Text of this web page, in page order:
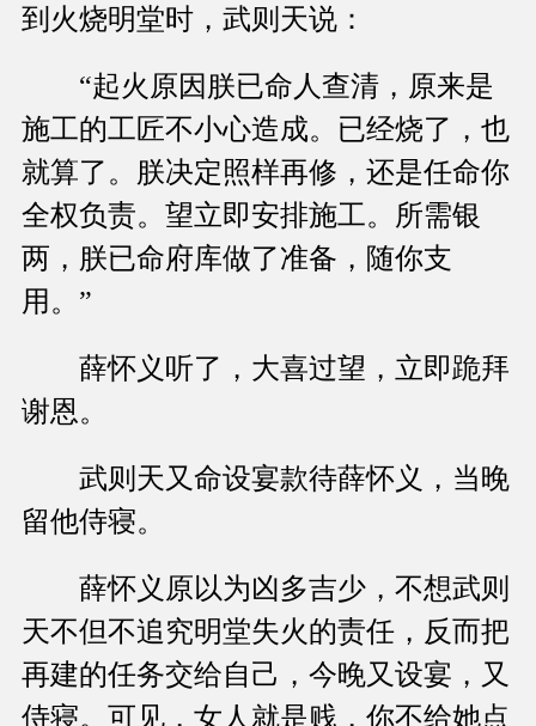
到火烧明堂时，武则天说：
“起火原因朕已命人查清，原来是
施工的工匠不小心造成。已经烧了，也
就算了。朕决定照样再修，还是任命你
全权负责。望立即安排施工。所需银
两，朕已命府库做了准备，随你支
用。”
薛怀义听了，大喜过望，立即跪拜
谢恩。
武则天又命设宴款待薛怀义，当晚
留他侍寝。
薛怀义原以为凶多吉少，不想武则
天不但不追究明堂失火的责任，反而把
再建的任务交给自己，今晚又设宴，又
侍寝。可见，女人就是贱，你不给她点